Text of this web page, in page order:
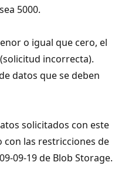
5000.
o igual que cero, el
incorrecta).
datos que se deben
solicitados con este
las restricciones de
09-19 de Blob Storage.